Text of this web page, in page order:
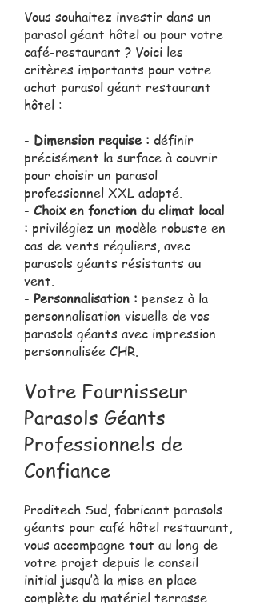
Vous souhaitez investir dans un
parasol géant hôtel ou pour votre
café-restaurant ? Voici les
critères importants pour votre
achat parasol géant restaurant
hôtel :
- Dimension requise : définir
précisément la surface à couvrir
pour choisir un parasol
professionnel XXL adapté.
- Choix en fonction du climat local
: privilégiez un modèle robuste en
cas de vents réguliers, avec
parasols géants résistants au
vent.
- Personnalisation : pensez à la
personnalisation visuelle de vos
parasols géants avec impression
personnalisée CHR.
Votre Fournisseur
Parasols Géants
Professionnels de
Confiance
Proditech Sud, fabricant parasols
géants pour café hôtel restaurant,
vous accompagne tout au long de
votre projet depuis le conseil
initial jusqu’à la mise en place
complète du matériel terrasse